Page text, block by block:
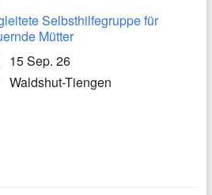
Selbsthilfegruppe für
Mütter
15 Sep. 26
Waldshut-Tiengen